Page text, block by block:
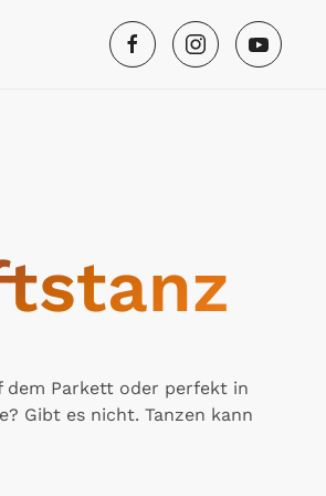
dem Parkett oder perfekt in
Gibt es nicht. Tanzen kann